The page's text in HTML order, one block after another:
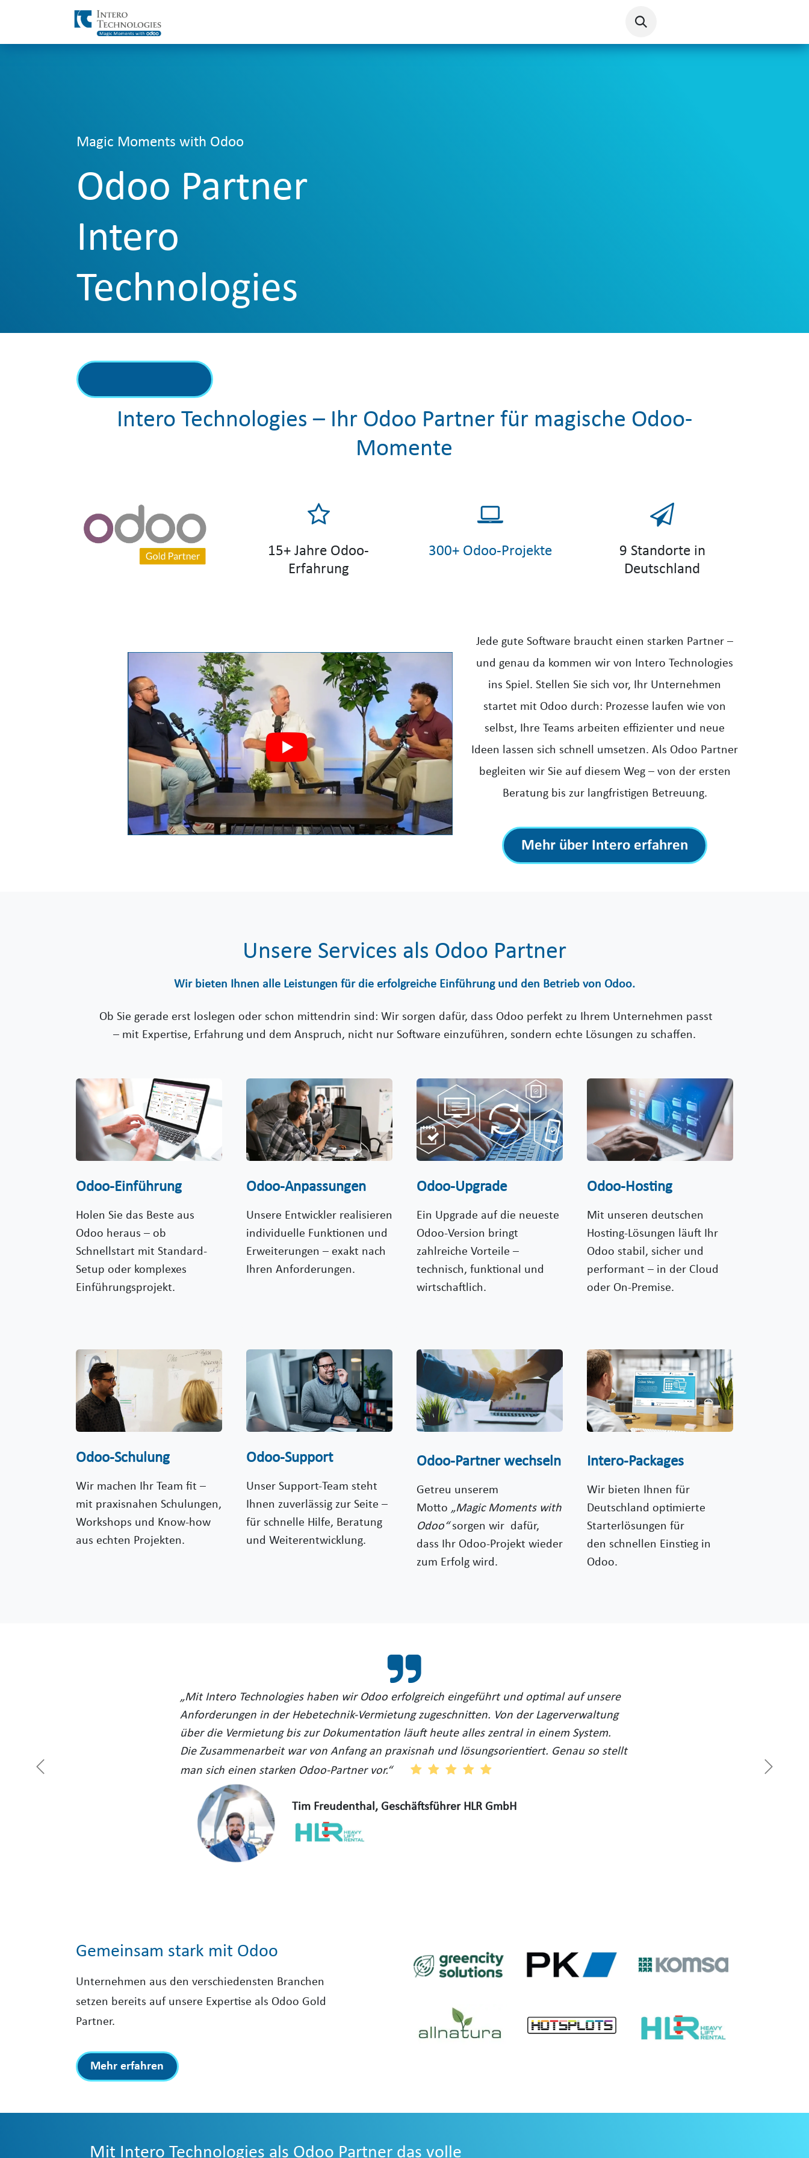
Zum Inhalt springen
Magic Moments with Odoo
Odoo Partner
Intero
Technologies
Intero Technologies – Ihr Odoo Partner für magische Odoo-
Momente
15+ Jahre Odoo-
Erfahrung
300+ Odoo-Projekte
9 Standorte in
Deutschland
Jede gute Software braucht einen starken Partner –
und genau da kommen wir von Intero Technologies
ins Spiel. Stellen Sie sich vor, Ihr Unternehmen
startet mit Odoo durch: Prozesse laufen wie von
selbst, Ihre Teams arbeiten effizienter und neue
Ideen lassen sich schnell umsetzen. Als Odoo Partner
begleiten wir Sie auf diesem Weg – von der ersten
Beratung bis zur langfristigen Betreuung.
Mehr über Intero erfahren
Odoo-Einführung
Holen Sie das Beste aus
Odoo heraus – ob
Schnellstart mit Standard-
Setup oder komplexes
Einführungsprojekt.
Odoo-Anpassungen
Unsere Entwickler realisieren
individuelle Funktionen und
Erweiterungen – exakt nach
Ihren Anforderungen.
Odoo-Upgrade
Ein Upgrade auf die neueste
Odoo-Version bringt
zahlreiche Vorteile –
technisch, funktional und
wirtschaftlich.
Odoo-Hosting
Mit unseren deutschen
Hosting-Lösungen läuft Ihr
Odoo stabil, sicher und
performant – in der Cloud
oder On-Premise.
Odoo-Schulung
Wir machen Ihr Team fit –
mit praxisnahen Schulungen,
Workshops und Know-how
aus echten Projekten.
Odoo-Support
Unser Support-Team steht
Ihnen zuverlässig zur Seite –
für schnelle Hilfe, Beratung
und Weiterentwicklung.
Odoo-Partner wechseln
Getreu unserem
Motto „Magic Moments with
Odoo“sorgen wir dafür,
dass Ihr Odoo-Projekt wieder
zum Erfolg wird.
Intero-Packages
Wir bieten Ihnen für
Deutschland optimierte
Starterlösungen für
den schnellen Einstieg in
Odoo.
Unsere Services als Odoo Partner
Wir bieten Ihnen alle Leistungen für die erfolgreiche Einführung und den Betrieb von Odoo.
Ob Sie gerade erst loslegen oder schon mittendrin sind: Wir sorgen dafür, dass Odoo perfekt zu Ihrem Unternehmen passt
– mit Expertise, Erfahrung und dem Anspruch, nicht nur Software einzuführen, sondern echte Lösungen zu schaffen.
„Mit Intero Technologies haben wir Odoo erfolgreich eingeführt und optimal auf unsere
Anforderungen in der Hebetechnik-Vermietung zugeschnitten. Von der Lagerverwaltung
über die Vermietung bis zur Dokumentation läuft heute alles zentral in einem System.
Die Zusammenarbeit war von Anfang an praxisnah und lösungsorientiert. Genau so stellt
man sich einen starken Odoo-Partner vor.“
Tim Freudenthal, Geschäftsführer HLR GmbH
Zurück Weiter
Gemeinsam stark mit Odoo
Unternehmen aus den verschiedensten Branchen
setzen bereits auf unsere Expertise als Odoo Gold
Partner.
Mehr erfahren​​​​​​
Mit Intero Technologies als Odoo Partner das volle